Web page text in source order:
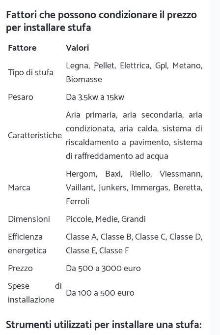
Fattori che possono condizionare il prezzo
per installare stufa
Fattore
Valori
Tipo di stufa
Legna, Pellet, Elettrica, Gpl, Metano,
Biomasse
Pesaro
Da 3.5kw a 15kw
Caratteristiche
Aria primaria, aria secondaria, aria
condizionata, aria calda, sistema di
riscaldamento a pavimento, sistema
di raffreddamento ad acqua
Marca
Hergom, Baxi, Riello, Viessmann,
Vaillant, Junkers, Immergas, Beretta,
Ferroli
Dimensioni
Piccole, Medie, Grandi
Efficienza
energetica
Classe A, Classe B, Classe C, Classe D,
Classe E, Classe F
Prezzo
Da 500 a 3000 euro
Spese di
installazione
Da 100 a 500 euro
Strumenti utilizzati per installare una stufa: